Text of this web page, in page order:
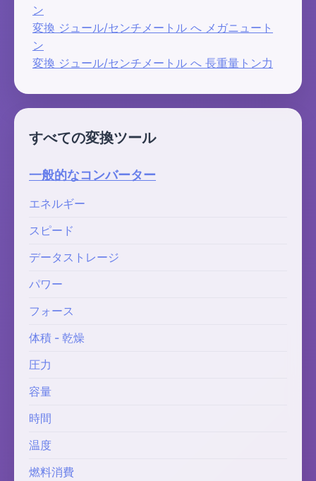
ン
変換 ジュール/センチメートル へ メガニュート
ン
変換 ジュール/センチメートル へ 長重量トン力
すべての変換ツール
一般的なコンバーター
エネルギー
スピード
データストレージ
パワー
フォース
体積 - 乾燥
圧力
容量
時間
温度
燃料消費